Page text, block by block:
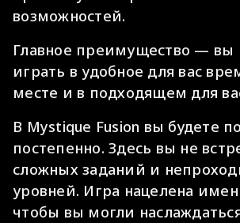
возможностей.
Главное преимущество — вы
играть в удобное для вас
месте и в подходящем для
В Mystique Fusion вы будете
постепенно. Здесь вы не
сложных заданий и
уровней. Игра нацелена
чтобы вы могли